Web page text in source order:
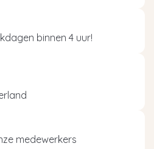
binnen 4 uur!
medewerkers